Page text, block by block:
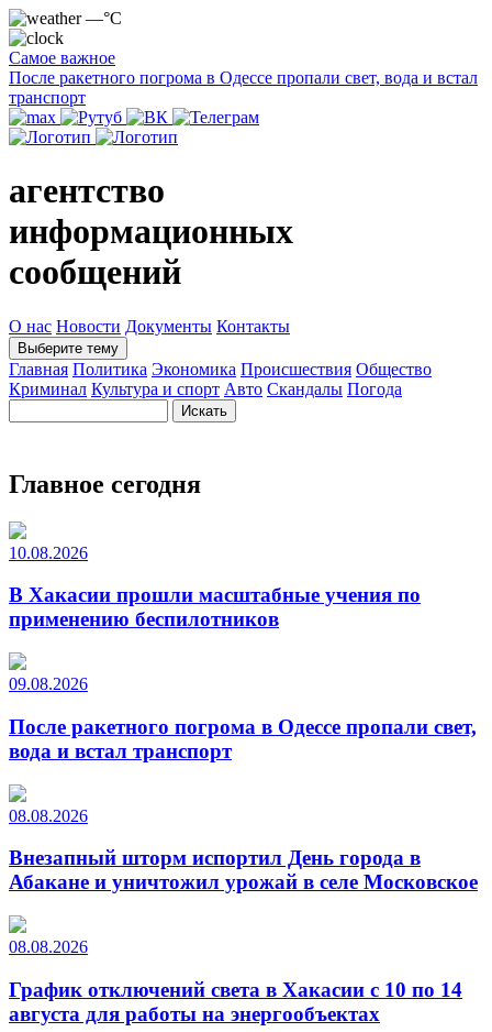
—°C
Самое важное
После ракетного погрома в Одессе пропали свет, вода и встал
транспорт
агентство
информационных
сообщений
О нас Новости Документы Контакты
Выберите тему
Главная Политика Экономика Происшествия Общество
Криминал Культура и спорт Авто Скандалы Погода
Главное сегодня
10.08.2026
В Хакасии прошли масштабные учения по
применению беспилотников
09.08.2026
После ракетного погрома в Одессе пропали свет,
вода и встал транспорт
08.08.2026
Внезапный шторм испортил День города в
Абакане и уничтожил урожай в селе Московское
08.08.2026
График отключений света в Хакасии с 10 по 14
августа для работы на энергообъектах